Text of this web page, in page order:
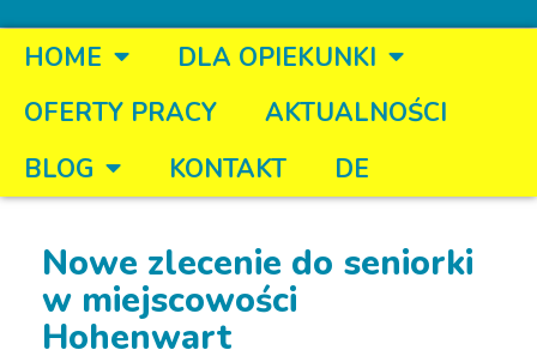
HOME
DLA OPIEKUNKI
OFERTY PRACY
AKTUALNOŚCI
BLOG
KONTAKT DE
Nowe zlecenie do seniorki
w miejscowości
Hohenwart